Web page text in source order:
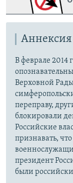
В феврале 2014
Верховной
переправу,
блокировали
Российские
признавать,
президент
были